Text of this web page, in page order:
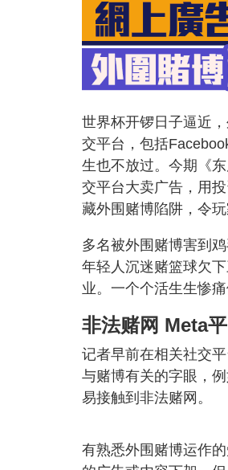
世界杯开锣日子逼近
交平台，包括
生也不放过。今期《
交平台大卖广告，用
藏外围赌博陷阱，令
多名被外围赌博害到
年轻人沉迷赌篮球欠
业。一个个活生生惨
非法赌网 Meta
记者早前在相关社交
与赌博有关的字眼，
易接触到非法赌网。
有熟悉外围赌博运作